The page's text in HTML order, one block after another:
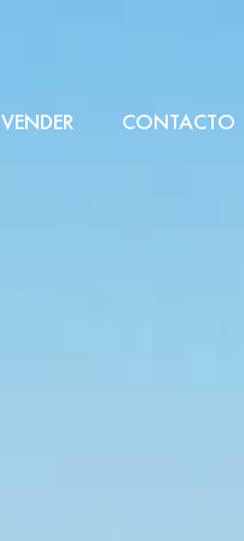
VENDER CONTACTO